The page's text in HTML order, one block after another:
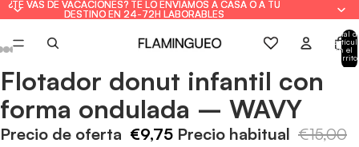
¿TE VAS DE VACACIONES? TE LO ENVIAMOS A CASA O A TU
DESTINO EN 24-72H LABORABLES
¿TE VAS DE VACACIONES? TE LO ENVIAMOS A CASA O A TU
DESTINO EN 24-72H LABORABLES
Total
en el
carrito:
Abrir
imagen
a
pantalla
Abrir
imagen
a
pantalla
Abrir
imagen
a
pantalla
Abrir
imagen
a
pantalla
Abrir
imagen
a
pantalla
Abrir
imagen
a
pantalla
Abrir
imagen
a
pantalla
Flotador donut infantil con
forma ondulada – WAVY
Precio de oferta €9,75 Precio habitual €15,00